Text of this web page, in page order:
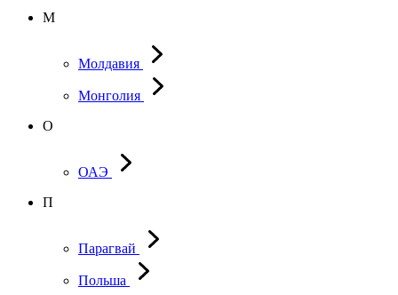
М
Молдавия
Монголия
О
ОАЭ
П
Парагвай
Польша